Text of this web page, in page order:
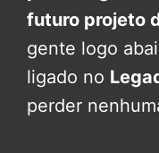
futuro projeto
gente logo
ligado no
perder